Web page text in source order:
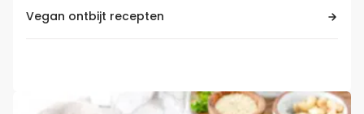
Vegan ontbijt recepten